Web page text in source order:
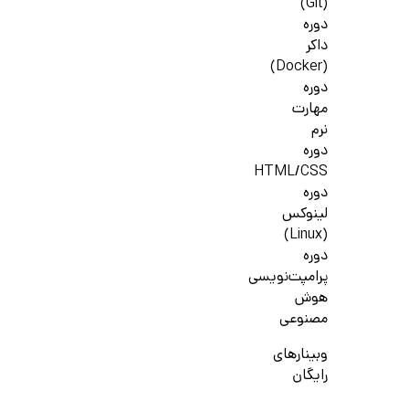
(Git)
دوره
داکر
(Docker)
دوره
مهارت
نرم
دوره
HTML/CSS
دوره
لینوکس
(Linux)
دوره
پرامپت‌نویسی
هوش
مصنوعی
وبینارهای
رایگان